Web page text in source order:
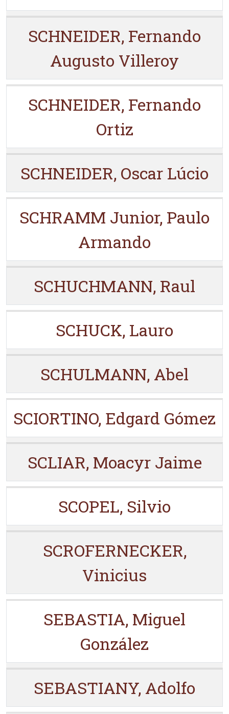
SCHNEIDER, Fernando
Augusto Villeroy
SCHNEIDER, Fernando
Ortiz
SCHNEIDER, Oscar Lúcio
SCHRAMM Junior, Paulo
Armando
SCHUCHMANN, Raul
SCHUCK, Lauro
SCHULMANN, Abel
SCIORTINO, Edgard Gómez
SCLIAR, Moacyr Jaime
SCOPEL, Silvio
SCROFERNECKER,
Vinicius
SEBASTIA, Miguel
González
SEBASTIANY, Adolfo